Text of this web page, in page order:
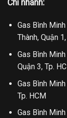
Chi nhánh:
Gas Bình
Thành, Quận
Gas Bình
Quận 3, Tp.
Gas Bình
Tp. HCM
Gas Bình